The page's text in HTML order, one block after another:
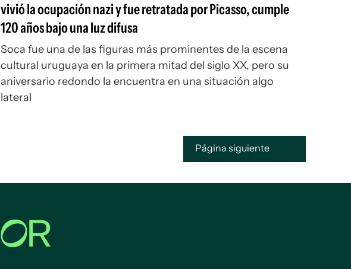
vivió la ocupación nazi y fue retratada por Picasso, cumple
120 años bajo una luz difusa
Soca fue una de las figuras más prominentes de la escena
cultural uruguaya en la primera mitad del siglo XX, pero su
aniversario redondo la encuentra en una situación algo
lateral
Página siguiente